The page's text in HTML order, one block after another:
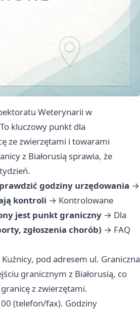
Weterynarii w
kluczowy punkt dla
ze zwierzętami i towarami
z Białorusią sprawia, że
godziny urzędowania →
kontroli → Kontrolowane
jest punkt graniczny → Dla
zgłoszenia chorób) → FAQ
pod adresem ul. Graniczna
granicznym z Białorusią, co
z zwierzętami.
(telefon/fax). Godziny